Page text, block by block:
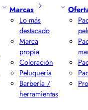
Marcas
Lo más
destacado
Marca
propia
Coloración
Peluquería
Barbería /
herramientas